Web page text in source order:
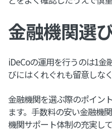
金融機関選
iDeCoの運用を行うのは1金
びにはくれぐれも留意しな
金融機関を選ぶ際のポイン
ます。手数料の安い金融機
機関サポート体制の充実し